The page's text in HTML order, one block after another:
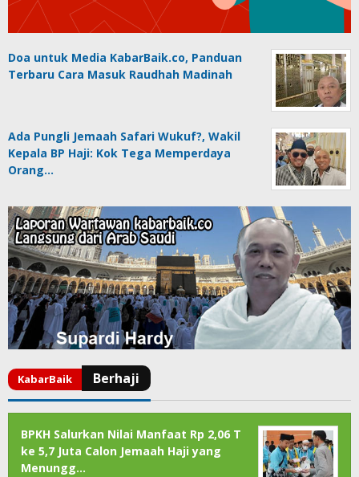
Doa untuk Media KabarBaik.co, Panduan
Terbaru Cara Masuk Raudhah Madinah
Ada Pungli Jemaah Safari Wukuf?, Wakil
Kepala BP Haji: Kok Tega Memperdaya
Orang…
BPKH Salurkan Nilai Manfaat Rp 2,06 T
ke 5,7 Juta Calon Jemaah Haji yang
Menungg…